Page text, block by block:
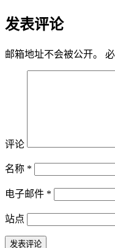
发表评论
邮箱地址不会被公开。
评论
名称 *
电子邮件 *
站点